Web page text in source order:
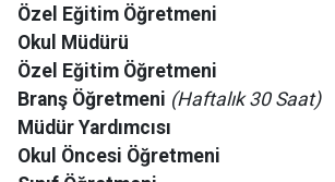
Özel Eğitim Öğretmeni
Okul Müdürü
Özel Eğitim Öğretmeni
Branş Öğretmeni (Haftalık 30 Saat)
Müdür Yardımcısı
Okul Öncesi Öğretmeni